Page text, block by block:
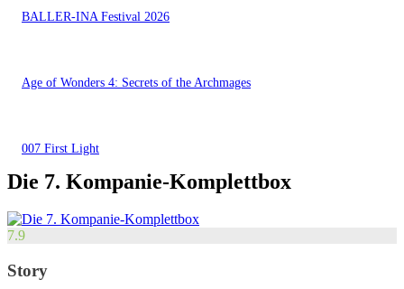
BALLER-INA Festival 2026
Age of Wonders 4: Secrets of the Archmages
007 First Light
Die 7. Kompanie-Komplettbox
7.9
Story